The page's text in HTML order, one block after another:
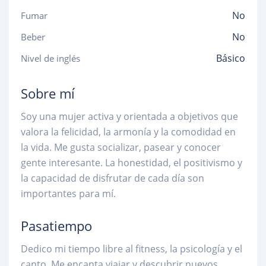
Fumar No
Beber No
Nivel de inglés Básico
Sobre mí
Soy una mujer activa y orientada a objetivos que
valora la felicidad, la armonía y la comodidad en
la vida. Me gusta socializar, pasear y conocer
gente interesante. La honestidad, el positivismo y
la capacidad de disfrutar de cada día son
importantes para mí.
Pasatiempo
Dedico mi tiempo libre al fitness, la psicología y el